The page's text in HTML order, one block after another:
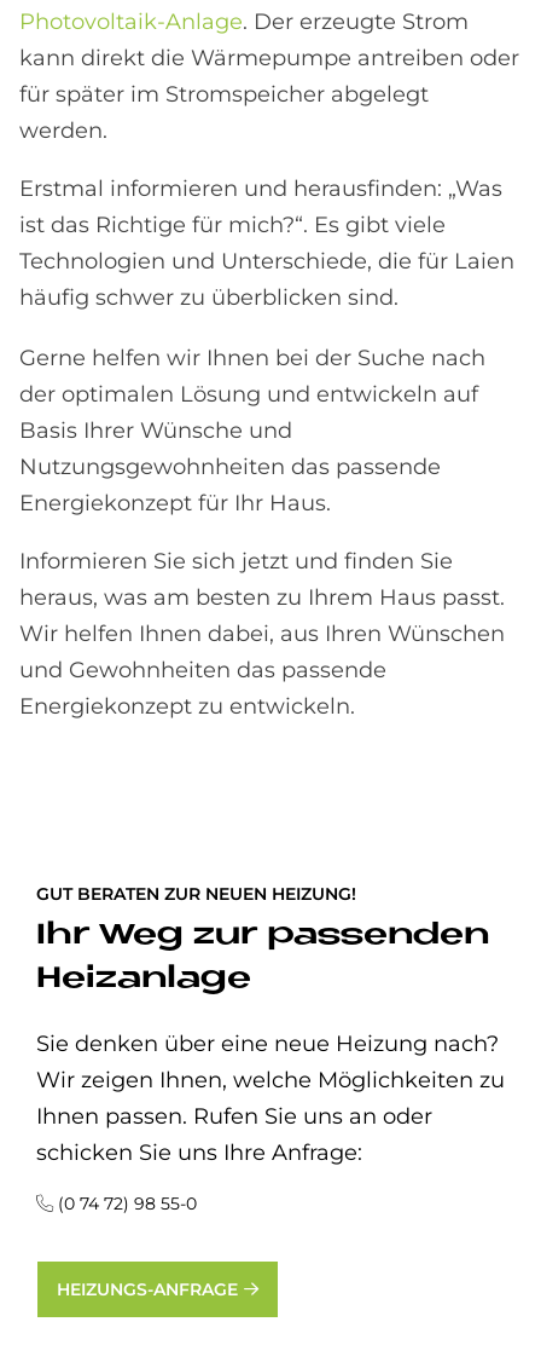
Photovoltaik-Anlage. Der erzeugte Strom
kann direkt die Wärmepumpe antreiben oder
für später im Stromspeicher abgelegt
werden.
Erstmal informieren und herausfinden: „Was
ist das Richtige für mich?“. Es gibt viele
Technologien und Unterschiede, die für Laien
häufig schwer zu überblicken sind.
Gerne helfen wir Ihnen bei der Suche nach
der optimalen Lösung und entwickeln auf
Basis Ihrer Wünsche und
Nutzungsgewohnheiten das passende
Energiekonzept für Ihr Haus.
Informieren Sie sich jetzt und finden Sie
heraus, was am besten zu Ihrem Haus passt.
Wir helfen Ihnen dabei, aus Ihren Wünschen
und Gewohnheiten das passende
Energiekonzept zu entwickeln.
GUT BERATEN ZUR NEUEN HEIZUNG!
Ihr Weg zur passenden
Heizanlage
Sie denken über eine neue Heizung nach?
Wir zeigen Ihnen, welche Möglichkeiten zu
Ihnen passen. Rufen Sie uns an oder
schicken Sie uns Ihre Anfrage:
(0 74 72) 98 55-0
HEIZUNGS-ANFRAGE